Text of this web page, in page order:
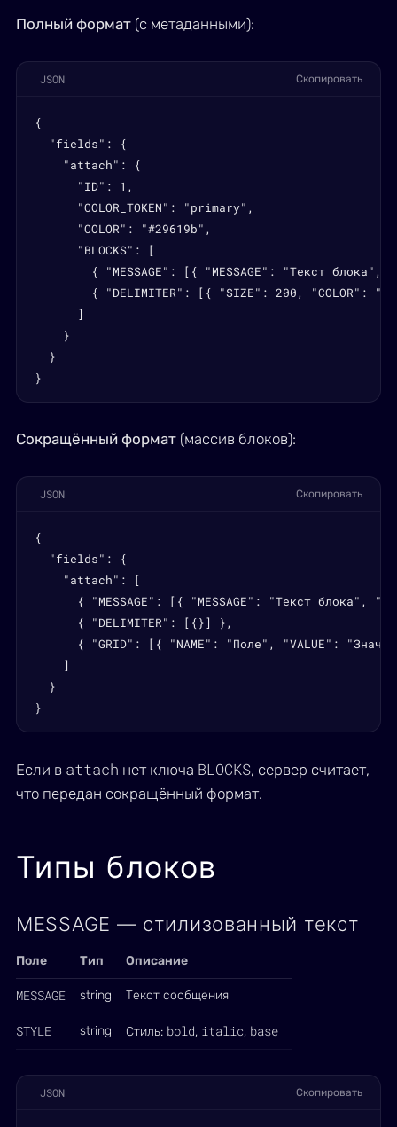
Полный формат (с метаданными):
JSON Скопировать
{
  "fields": {
    "attach": {
      "ID": 1,
      "COLOR_TOKEN": "primary",
      "COLOR": "#29619b",
      "BLOCKS": [
{ "MESSAGE": [{ "MESSAGE": "Текст блока",
{ "DELIMITER": [{ "SIZE": 200, "COLOR":
      ]
    }
  }
}
Сокращённый формат (массив блоков):
JSON Скопировать
{
  "fields": {
    "attach": [
{ "MESSAGE": [{ "MESSAGE": "Текст блока",
      { "DELIMITER": [{}] },
{ "GRID": [{ "NAME": "Поле", "VALUE":
    ]
  }
}
Если в attach нет ключа BLOCKS, сервер считает,
что передан сокращённый формат.
Типы блоков
MESSAGE — стилизованный текст
Поле Тип Описание
MESSAGE string Текст сообщения
STYLE string Стиль: bold, italic, base
JSON Скопировать